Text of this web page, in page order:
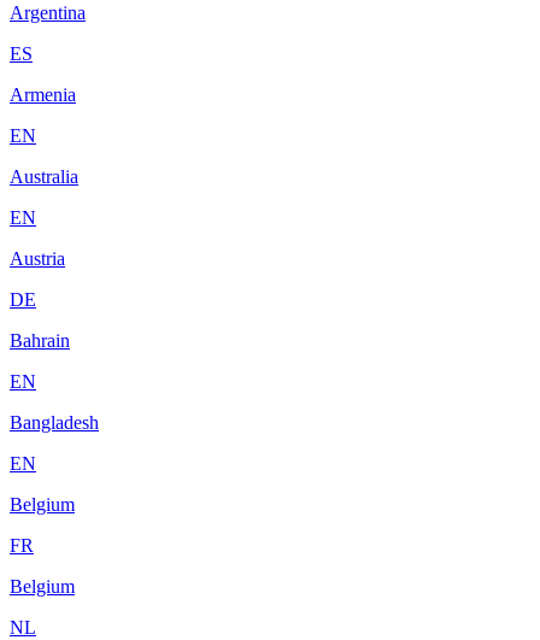
Argentina
ES
Armenia
EN
Australia
EN
Austria
DE
Bahrain
EN
Bangladesh
EN
Belgium
FR
Belgium
NL